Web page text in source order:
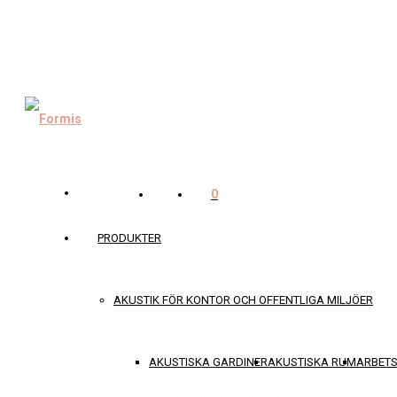
PRODUKTER
AKUSTIK FÖR KONTOR OCH OFFENTLIGA MILJÖER
AKUSTISKA GARDINERAKUSTISKA RUM
0